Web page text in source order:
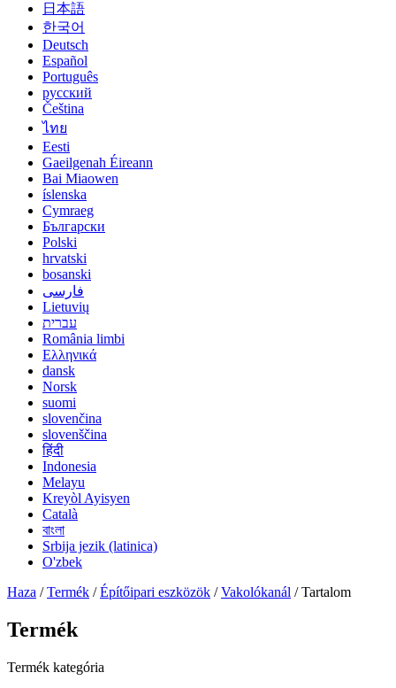
日本語
한국어
Deutsch
Español
Português
русский
Čeština
ไทย
Eesti
Gaeilgenah Éireann
Bai Miaowen
íslenska
Cymraeg
Български
Polski
hrvatski
bosanski
فارسی
Lietuvių
עברית
România limbi
Ελληνικά
dansk
Norsk
suomi
slovenčina
slovenščina
हिंदी
Indonesia
Melayu
Kreyòl Ayisyen
Català
বাংলা
Srbija jezik (latinica)
O'zbek
Haza /Termék /Építőipari eszközök /Vakolókanál / Tartalom
Termék
Termék kategória